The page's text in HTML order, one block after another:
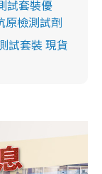
試套裝優
原檢測試劑
試套裝 現貨